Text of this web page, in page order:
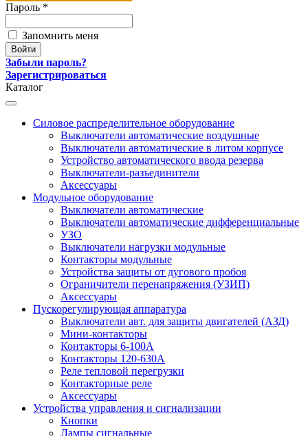
Пароль *
Запомнить меня
Забыли пароль?
Зарегистрироваться
Каталог
Силовое распределительное оборудование
Выключатели автоматические воздушные
Выключатели автоматические в литом корпусе
Устройство автоматического ввода резерва
Выключатели-разъединители
Аксессуары
Модульное оборудование
Выключатели автоматические
Выключатели автоматические дифференциальные
УЗО
Выключатели нагрузки модульные
Контакторы модульные
Устройства защиты от дугового пробоя
Ограничители перенапряжения (УЗИП)
Аксессуары
Пускорегулирующая аппаратура
Выключатели авт. для защиты двигателей (АЗД)
Мини-контакторы
Контакторы 6-100А
Контакторы 120-630A
Реле тепловой перегрузки
Контакторные реле
Аксессуары
Устройства управления и сигнализации
Кнопки
Лампы сигнальные